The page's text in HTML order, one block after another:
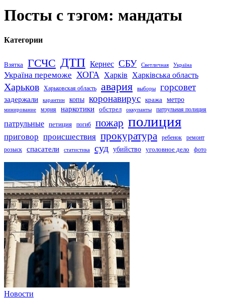
Посты с тэгом: мандаты
Категории
Взятка ГСЧС ДТП Кернес СБУ Светличная Україна
Україна переможе ХОГА Харків Харківська область
Харьков Харьковская область авария выборы горсовет
задержали карантин копы коронавирус кража метро
минирование мэрия наркотики обстрел оккупанты патрульная полиция
патрульные петиция погиб пожар полиция
приговор происшествия прокуратура ребенок
ремонт
розыск
спасатели статистика суд убийство уголовное дело фото
Новости